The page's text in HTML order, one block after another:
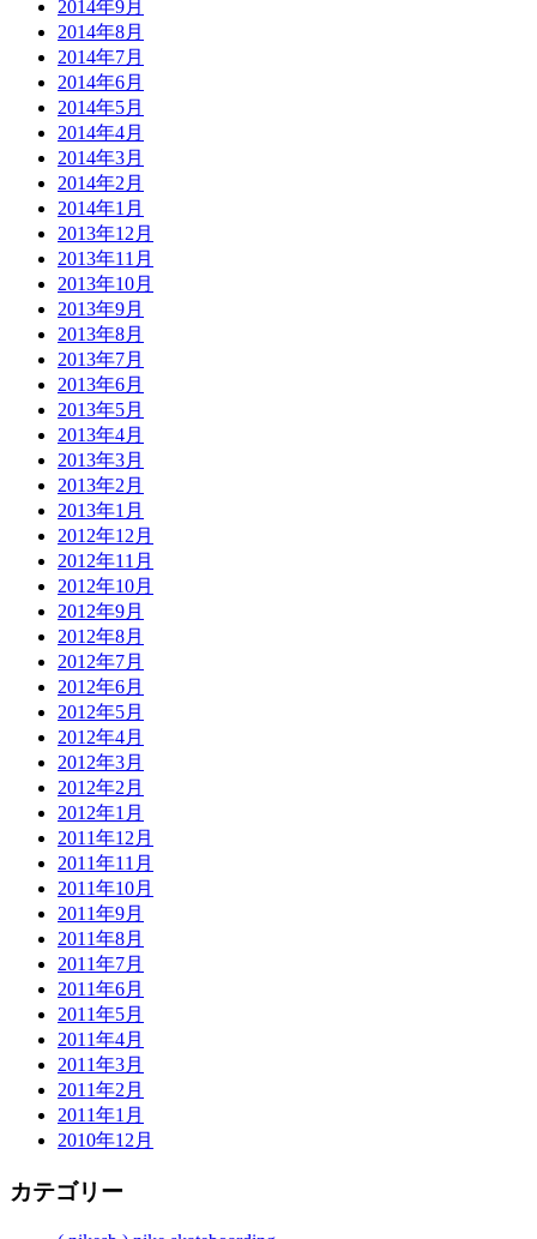
2014年9月
2014年8月
2014年7月
2014年6月
2014年5月
2014年4月
2014年3月
2014年2月
2014年1月
2013年12月
2013年11月
2013年10月
2013年9月
2013年8月
2013年7月
2013年6月
2013年5月
2013年4月
2013年3月
2013年2月
2013年1月
2012年12月
2012年11月
2012年10月
2012年9月
2012年8月
2012年7月
2012年6月
2012年5月
2012年4月
2012年3月
2012年2月
2012年1月
2011年12月
2011年11月
2011年10月
2011年9月
2011年8月
2011年7月
2011年6月
2011年5月
2011年4月
2011年3月
2011年2月
2011年1月
2010年12月
カテゴリー